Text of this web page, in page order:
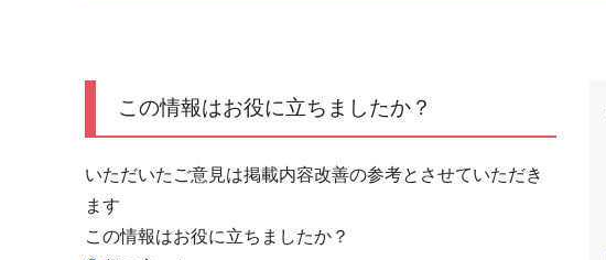
この情報はお役に立ちましたか？
いただいたご意見は掲載内容改善の参考とさせていただき
ます
この情報はお役に立ちましたか？